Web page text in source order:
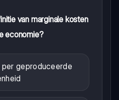
van marginale kosten
economie?
geproduceerde